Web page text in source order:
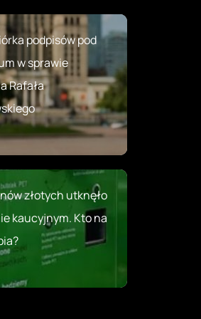
podpisów pod
w sprawie
Rafała
złotych utknęło
kaucyjnym. Kto na